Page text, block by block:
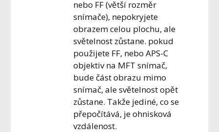
nebo FF (větší rozměr
snímače), nepokryjete
obrazem celou plochu, ale
světelnost zůstane. pokud
použijete FF, nebo APS-C
objektiv na MFT snímač,
bude část obrazu mimo
snímač, ale světelnost opět
zůstane. Takže jediné, co se
přepočítává, je ohnisková
vzdálenost.